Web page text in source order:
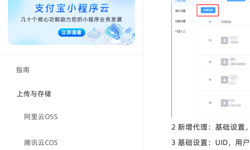
指南
上传与存储
阿里云OSS
腾讯云COS
2 新增代理：基础设置
3 基础设置：UID，用